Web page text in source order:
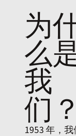
为
么
我
们 ？
1953 年，